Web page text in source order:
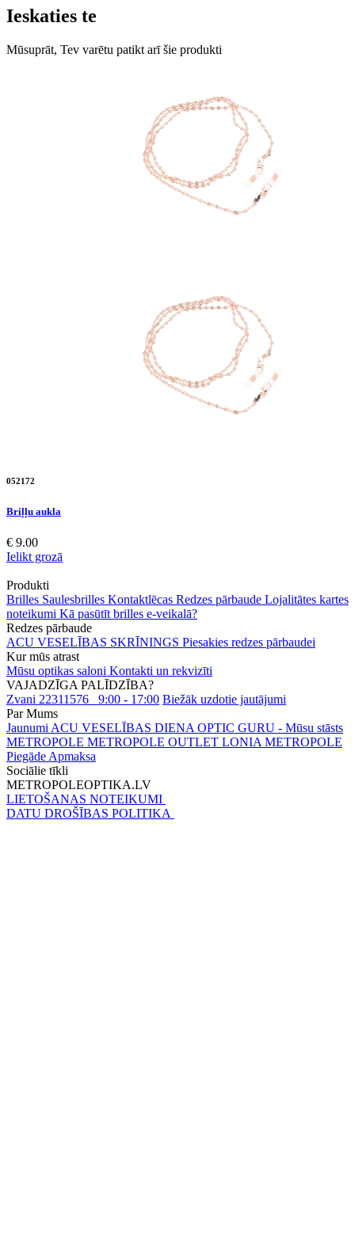
Ieskaties te
Mūsuprāt, Tev varētu patikt arī šie produkti
052172
Briļļu aukla
€ 9.00
Ielikt grozā
Produkti
Brilles Saulesbrilles Kontaktlēcas Redzes pārbaude Lojalitātes kartes
noteikumi Kā pasūtīt brilles e-veikalā?
Redzes pārbaude
ACU VESELĪBAS SKRĪNINGS Piesakies redzes pārbaudei
Kur mūs atrast
Mūsu optikas saloni Kontakti un rekvizīti
VAJADZĪGA PALĪDZĪBA?
Zvani 22311576 9:00 - 17:00 Biežāk uzdotie jautājumi
Par Mums
Jaunumi ACU VESELĪBAS DIENA OPTIC GURU - Mūsu stāsts
METROPOLE METROPOLE OUTLET LONIA METROPOLE
Piegāde Apmaksa
Sociālie tīkli
METROPOLEOPTIKA.LV
LIETOŠANAS NOTEIKUMI
DATU DROŠĪBAS POLITIKA